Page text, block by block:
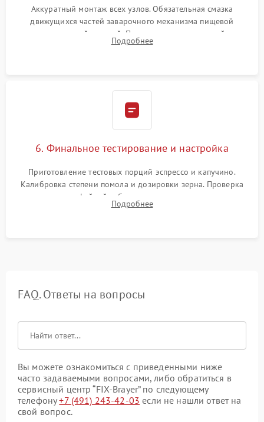
Аккуратный монтаж всех узлов. Обязательная смазка
движущихся частей заварочного механизма пищевой
силиконовой смазкой. Проведение программной
декальцинации и очистки системы от кофейных масел.
Подробнее
6. Финальное тестирование и настройка
Приготовление тестовых порций эспрессо и капучино.
Калибровка степени помола и дозировки зерна. Проверка
плотности кофейной таблетки, температуры напитка и
качества молочной пены. Контроль отсутствия посторонних
Подробнее
FAQ. Ответы на вопросы
Вы можете ознакомиться с приведенными ниже
часто задаваемыми вопросами, либо обратиться в
сервисный центр “FIX-Brayer” по следующему
телефону+7 (491) 243-42-03 если не нашли ответ на
свой вопрос.